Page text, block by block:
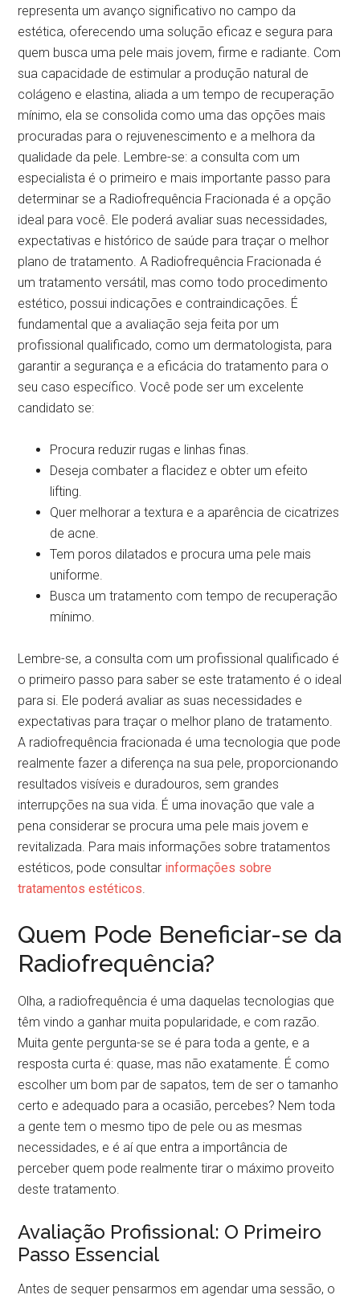
representa um avanço significativo no campo da
estética, oferecendo uma solução eficaz e segura para
quem busca uma pele mais jovem, firme e radiante. Com
sua capacidade de estimular a produção natural de
colágeno e elastina, aliada a um tempo de recuperação
mínimo, ela se consolida como uma das opções mais
procuradas para o rejuvenescimento e a melhora da
qualidade da pele. Lembre-se: a consulta com um
especialista é o primeiro e mais importante passo para
determinar se a Radiofrequência Fracionada é a opção
ideal para você. Ele poderá avaliar suas necessidades,
expectativas e histórico de saúde para traçar o melhor
plano de tratamento. A Radiofrequência Fracionada é
um tratamento versátil, mas como todo procedimento
estético, possui indicações e contraindicações. É
fundamental que a avaliação seja feita por um
profissional qualificado, como um dermatologista, para
garantir a segurança e a eficácia do tratamento para o
seu caso específico. Você pode ser um excelente
candidato se:
Procura reduzir rugas e linhas finas.
Deseja combater a flacidez e obter um efeito
lifting.
Quer melhorar a textura e a aparência de cicatrizes
de acne.
Tem poros dilatados e procura uma pele mais
uniforme.
Busca um tratamento com tempo de recuperação
mínimo.
Lembre-se, a consulta com um profissional qualificado é
o primeiro passo para saber se este tratamento é o ideal
para si. Ele poderá avaliar as suas necessidades e
expectativas para traçar o melhor plano de tratamento.
A radiofrequência fracionada é uma tecnologia que pode
realmente fazer a diferença na sua pele, proporcionando
resultados visíveis e duradouros, sem grandes
interrupções na sua vida. É uma inovação que vale a
pena considerar se procura uma pele mais jovem e
revitalizada. Para mais informações sobre tratamentos
estéticos, pode consultar informações sobre
tratamentos estéticos.
Quem Pode Beneficiar-se da
Radiofrequência?
Olha, a radiofrequência é uma daquelas tecnologias que
têm vindo a ganhar muita popularidade, e com razão.
Muita gente pergunta-se se é para toda a gente, e a
resposta curta é: quase, mas não exatamente. É como
escolher um bom par de sapatos, tem de ser o tamanho
certo e adequado para a ocasião, percebes? Nem toda
a gente tem o mesmo tipo de pele ou as mesmas
necessidades, e é aí que entra a importância de
perceber quem pode realmente tirar o máximo proveito
deste tratamento.
Avaliação Profissional: O Primeiro
Passo Essencial
Antes de sequer pensarmos em agendar uma sessão, o